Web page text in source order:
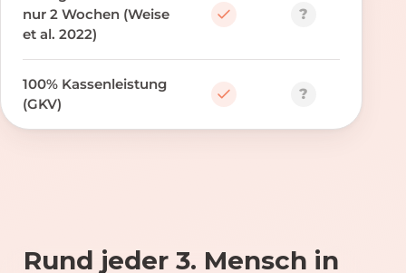
nur 2 Wochen (Weise
et al. 2022)
?
100% Kassenleistung
(GKV)
?
Rund jeder 3. Mensch in